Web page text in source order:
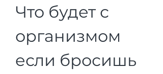
Что будет с
организмом
если бросишь